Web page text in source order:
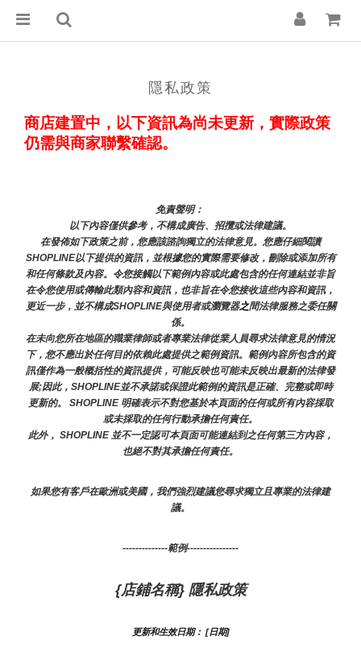
隱私政策
商店建置中，以下資訊為尚未更新，實際政策
仍需與商家聯繫確認。
免責聲明：
以下內容僅供參考，不構成廣告、招攬或法律建議。
在發佈如下政策之前，您應該諮詢獨立的法律意見。您應仔細閱讀
SHOPLINE以下提供的資訊，並根據您的實際需要修改，刪除或添加所有
和任何條款及內容。令您接觸以下範例內容或此處包含的任何連結並非旨
在令您使用或傳輸此類內容和資訊，也非旨在令您接收這些內容和資訊，
更近一步，並不構成SHOPLINE與使用者或瀏覽器之間法律服務之委任關
係。
在未向您所在地區的職業律師或者專業法律從業人員尋求法律意見的情況
下，您不應出於任何目的依賴此處提供之範例資訊。範例內容所包含的資
訊僅作為一般概括性的資訊提供，可能反映也可能未反映出最新的法律發
展;因此，SHOPLINE並不承諾或保證此範例的資訊是正確、完整或即時
更新的。 SHOPLINE 明確表示不對您基於本頁面的任何或所有內容採取
或未採取的任何行動承擔任何責任。
此外， SHOPLINE 並不一定認可本頁面可能連結到之任何第三方內容，
也絕不對其承擔任何責任。
如果您有客戶在歐洲或美國，我們強烈建議您尋求獨立且專業的法律建
議。
--------------範例----------------
{店鋪名稱} 隱私政策
更新和生效日期： [日期]